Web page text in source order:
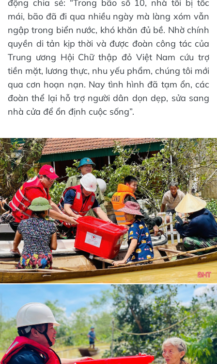
động chia sẻ: “Trong bão số 10, nhà tôi bị tốc
mái, bão đã đi qua nhiều ngày mà làng xóm vẫn
ngập trong biển nước, khó khăn đủ bề. Nhờ chính
quyền di tản kịp thời và được đoàn công tác của
Trung ương Hội Chữ thập đỏ Việt Nam cứu trợ
tiền mặt, lương thực, nhu yếu phẩm, chúng tôi mới
qua cơn hoạn nạn. Nay tình hình đã tạm ổn, các
đoàn thể lại hỗ trợ người dân dọn dẹp, sửa sang
nhà cửa để ổn định cuộc sống”.